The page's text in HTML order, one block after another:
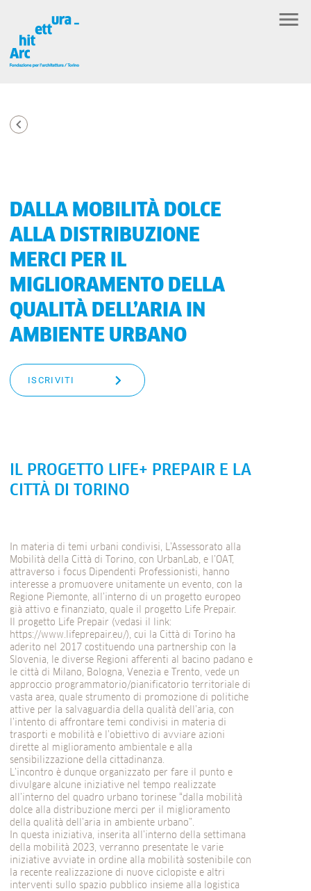
DALLA MOBILITÀ DOLCE
ALLA DISTRIBUZIONE
MERCI PER IL
MIGLIORAMENTO DELLA
QUALITÀ DELL’ARIA IN
AMBIENTE URBANO
ISCRIVITI
IL PROGETTO LIFE+ PREPAIR E LA
CITTÀ DI TORINO
In materia di temi urbani condivisi, L’Assessorato alla
Mobilità della Città di Torino, con UrbanLab, e l’OAT,
attraverso i focus Dipendenti Professionisti, hanno
interesse a promuovere unitamente un evento, con la
Regione Piemonte, all’interno di un progetto europeo
già attivo e finanziato, quale il progetto Life Prepair.
Il progetto Life Prepair (vedasi il link:
https://www.lifeprepair.eu/), cui la Città di Torino ha
aderito nel 2017 costituendo una partnership con la
Slovenia, le diverse Regioni afferenti al bacino padano e
le città di Milano, Bologna, Venezia e Trento, vede un
approccio programmatorio/pianificatorio territoriale di
vasta area, quale strumento di promozione di politiche
attive per la salvaguardia della qualità dell’aria, con
l’intento di affrontare temi condivisi in materia di
trasporti e mobilità e l’obiettivo di avviare azioni
dirette al miglioramento ambientale e alla
sensibilizzazione della cittadinanza.
L’incontro è dunque organizzato per fare il punto e
divulgare alcune iniziative nel tempo realizzate
all’interno del quadro urbano torinese “dalla mobilità
dolce alla distribuzione merci per il miglioramento
della qualità dell’aria in ambiente urbano”.
In questa iniziativa, inserita all’interno della settimana
della mobilità 2023, verranno presentate le varie
iniziative avviate in ordine alla mobilità sostenibile con
la recente realizzazione di nuove ciclopiste e altri
interventi sullo spazio pubblico insieme alla logistica